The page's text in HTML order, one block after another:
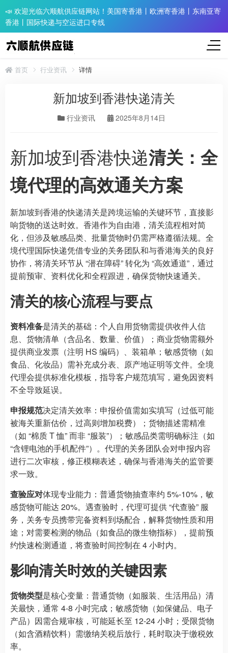
📣 欢迎光临六顺航供应链网站！美国寄香港丨欧洲寄香港丨东南亚寄
香港丨国际快递与空运进口专线
首页 行业资讯 详情
新加坡到香港快递清关
行业资讯 2025年8月14日
新加坡到香港快递清关：全
境代理的高效通关方案
新加坡到香港的快递清关是跨境运输的关键环节，直接影
响货物的送达时效。香港作为自由港，清关流程相对简
化，但涉及敏感品类、批量货物时仍需严格遵循法规。全
境代理国际快递凭借专业的关务团队和与香港海关的良好
协作，将清关环节从 “潜在障碍” 转化为 “高效通道”，通过
提前预审、资料优化和全程跟进，确保货物快速通关。
清关的核心流程与要点
资料准备是清关的基础：个人自用货物需提供收件人信
息、货物清单（含品名、数量、价值）；商业货物需额外
提供商业发票（注明 HS 编码）、装箱单；敏感货物（如
食品、化妆品）需补充成分表、原产地证明等文件。全境
代理会提供标准化模板，指导客户规范填写，避免因资料
不全导致延误。
申报规范决定清关效率：申报价值需如实填写（过低可能
被海关重新估价，过高则增加税费）；货物描述需精准
（如 “棉质 T 恤” 而非 “服装”）；敏感品类需明确标注（如
“含锂电池的手机配件”）。代理的关务团队会对申报内容
进行二次审核，修正模糊表述，确保与香港海关的监管要
求一致。
查验应对体现专业能力：普通货物抽查率约 5%-10%，敏
感货物可能达 20%。遇查验时，代理可提供 “代查验” 服
务，关务专员携带完备资料到场配合，解释货物性质和用
途；对需要检测的物品（如食品的微生物指标），提前预
约快速检测通道，将查验时间控制在 4 小时内。
影响清关时效的关键因素
货物类型是核心变量：普通货物（如服装、生活用品）清
关最快，通常 4-8 小时完成；敏感货物（如保健品、电子
产品）因需合规审核，可能延长至 12-24 小时；受限货物
（如含酒精饮料）需缴纳关税后放行，耗时取决于缴税效
率。